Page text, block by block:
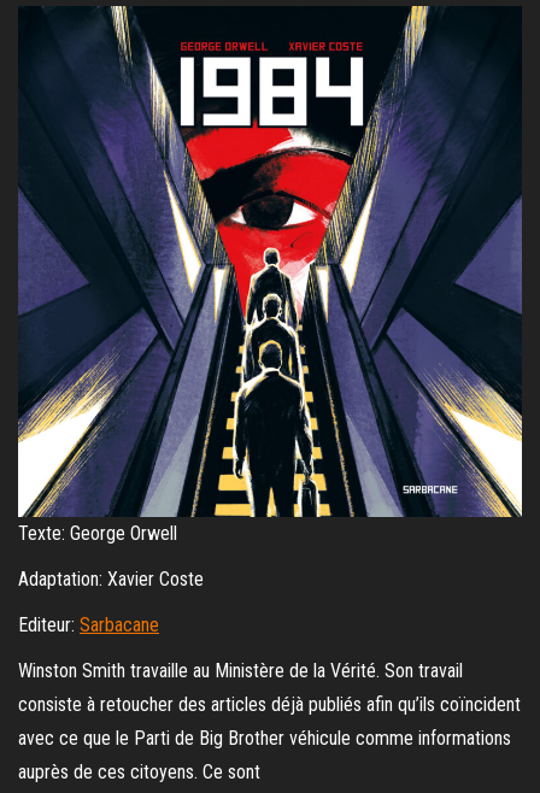
Texte: George Orwell
Adaptation: Xavier Coste
Editeur: Sarbacane
Winston Smith travaille au Ministère de la Vérité. Son travail
consiste à retoucher des articles déjà publiés afin qu’ils coïncident
avec ce que le Parti de Big Brother véhicule comme informations
auprès de ces citoyens. Ce sont